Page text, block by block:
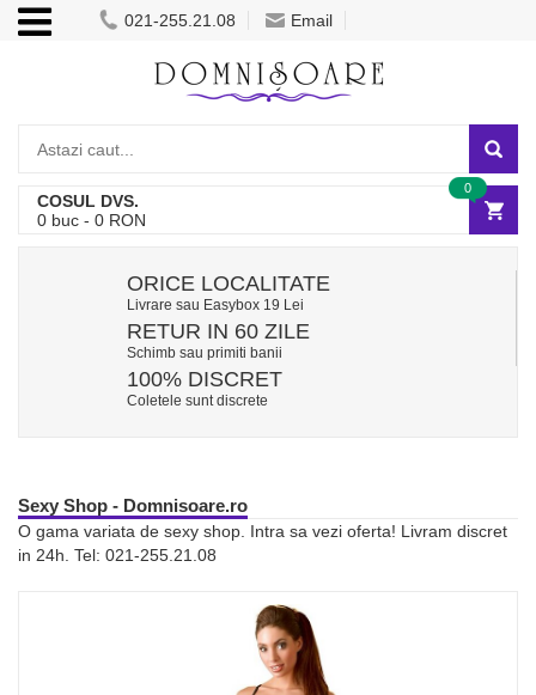
021-255.21.08 Email
COSUL DVS.
0 buc - 0 RON
0
ORICE LOCALITATE
Livrare sau Easybox 19 Lei
RETUR IN 60 ZILE
Schimb sau primiti banii
100% DISCRET
Coletele sunt discrete
Sexy Shop - Domnisoare.ro
O gama variata de sexy shop. Intra sa vezi oferta! Livram discret
in 24h. Tel: 021-255.21.08